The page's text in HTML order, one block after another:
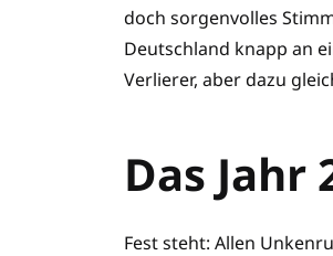
doch sorgenvolles
Deutschland knapp an
Verlierer, aber dazu
Das Jahr
Fest steht: Allen